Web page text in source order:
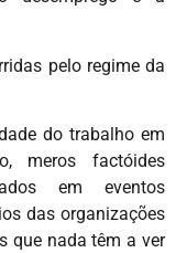
pelo regime da
do trabalho em
meros factóides
em eventos
das organizações
que nada têm a ver